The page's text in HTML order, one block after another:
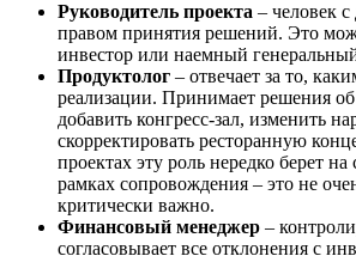
Руководитель проекта – человек
правом принятия решений. Это
инвестор или наемный
Продуктолог – отвечает за то,
реализации. Принимает решения
добавить конгресс-зал, изменить
скорректировать ресторанную
проектах эту роль нередко берет на
рамках сопровождения – это не
критически важно.
Финансовый менеджер –
согласовывает все отклонения с